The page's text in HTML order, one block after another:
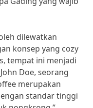
dilewatkan
konsep yang cozy
tempat ini menjadi
Doe, seorang
merupakan
standar tinggi